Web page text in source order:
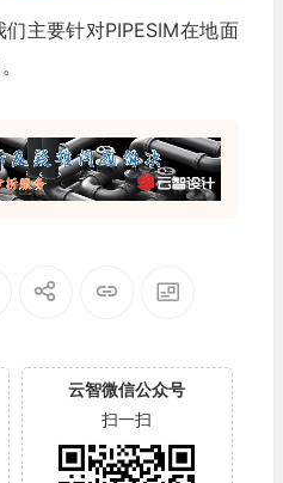
主要针对PIPESIM在地面
云智微信公众号
扫一扫